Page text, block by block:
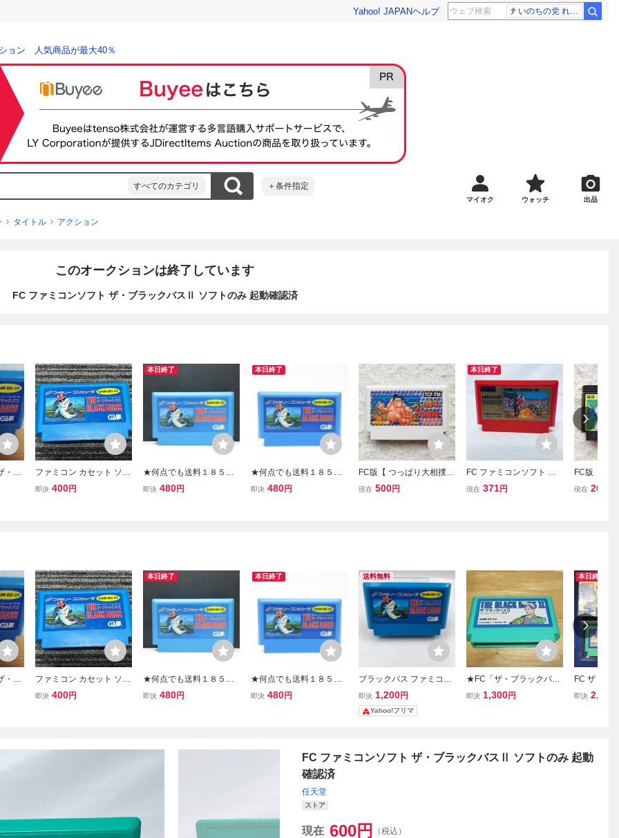
Yahoo! JAPANヘルプ いのちの党 れいわ新選組
ョン 人気商品が最大40％
すべてのカテゴリ ＋条件指定
マイオク ウォッチ 出品
タイトル アクション
このオークションは終了しています
FC ファミコンソフト ザ・ブラックバスⅡ ソフトのみ 起動確認済
・ブ
ファミコン カセット ソフ
ト ザ・ブラックバス FC
即決 400円
本日終了
★何点でも送料１８５円
★ ザ・ブラックバス ファ
即決 480円
本日終了
★何点でも送料１８５円
★ ザ・ブラックバス ファ
即決 480円
FC版【 つっぱり大相撲
】起動確認済み★ファミ
現在 500円
本日終了
FC ファミコンソフト エ
キサイトバイク ソフトの
現在 371円
FC版【 ゼ
確認済み★
現在 200
・ブ
ファミコン カセット ソフ
ト ザ・ブラックバス FC
即決 400円
本日終了
★何点でも送料１８５円
★ ザ・ブラックバス ファ
即決 480円
本日終了
★何点でも送料１８５円
★ ザ・ブラックバス ファ
即決 480円
送料無料
ブラックバス ファミコン
FC ファミコンソフト
即決 1,200円
Yahoo!フリマ
★FC「ザ・ブラックバス
Ⅱ(THE BLACKBASS II/
即決 1,300円
本日終了
FC ザ・ブ
HE BLACK
即決 2,990
FC ファミコンソフト ザ・ブラックバスⅡ ソフトのみ 起動
確認済
任天堂
ストア
現在 600円 （税込）